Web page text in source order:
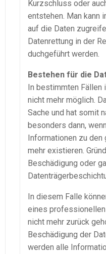
Kurzschluss oder
entstehen. Man kann
auf die Daten
Datenrettung in der
duchgeführt werden.
Bestehen für die
In bestimmten Fällen
nicht mehr möglich.
Sache und hat somit
besonders dann,
Informationen zu den
mehr existieren.
Beschädigung oder
In diesem Falle
eines
nicht mehr zurück
Beschädigung der
werden alle